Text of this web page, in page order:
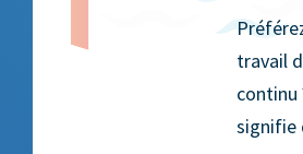
travail
continu
signifie